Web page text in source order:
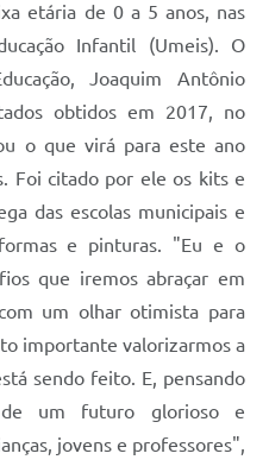
etária de 0 a 5 anos, nas
Infantil (Umeis). O
Joaquim Antônio
obtidos em 2017, no
o que virá para este ano
Foi citado por ele os kits e
das escolas municipais e
e pinturas. "Eu e o
que iremos abraçar em
um olhar otimista para
importante valorizarmos a
sendo feito. E, pensando
um futuro glorioso e
jovens e professores",